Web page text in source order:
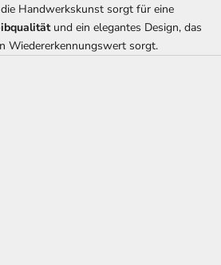
Handwerkskunst sorgt für eine
und ein elegantes Design, das
Wiedererkennungswert sorgt.